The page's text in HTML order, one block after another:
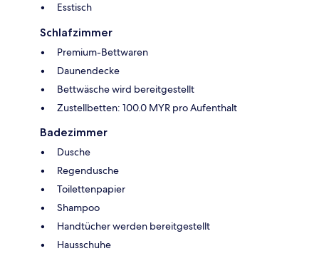
Esstisch
Schlafzimmer
Premium-Bettwaren
Daunendecke
Bettwäsche wird bereitgestellt
Zustellbetten: 100.0 MYR pro Aufenthalt
Badezimmer
Dusche
Regendusche
Toilettenpapier
Shampoo
Handtücher werden bereitgestellt
Hausschuhe